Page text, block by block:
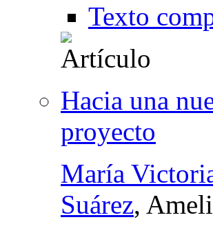
Texto
Hacia una
proyecto
María
Suárez,